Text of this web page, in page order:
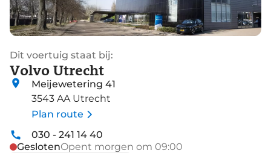
Dit voertuig staat bij:
Volvo Utrecht
Meijewetering 41
3543 AA Utrecht
Plan route
030 - 241 14 40
GeslotenOpent morgen om 09:00